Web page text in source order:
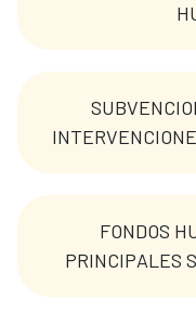
FONDOS
PRINCIPALES